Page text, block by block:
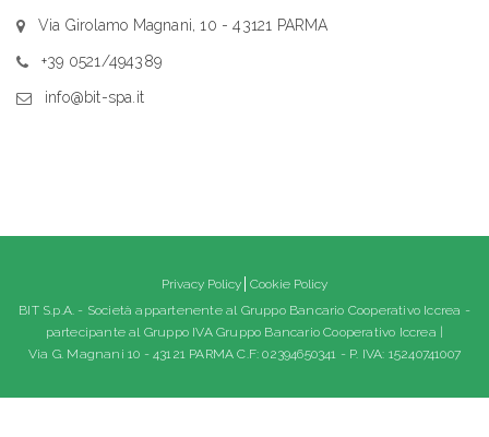
Via Girolamo Magnani, 10 - 43121 PARMA
+39 0521/494389
info@bit-spa.it
Privacy Policy Cookie Policy
BIT S.p.A. - Società appartenente al Gruppo Bancario Cooperativo Iccrea -
partecipante al Gruppo IVA Gruppo Bancario Cooperativo Iccrea |
Via G. Magnani 10 - 43121 PARMA C.F: 02394650341 - P. IVA: 15240741007